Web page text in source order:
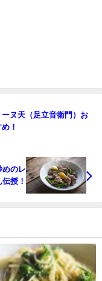
ーヌ天（足立音衛門）お
！
めのレ
授！